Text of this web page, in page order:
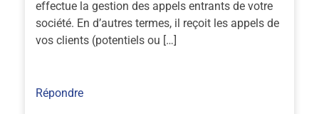
effectue la gestion des appels entrants de votre
société. En d’autres termes, il reçoit les appels de
vos clients (potentiels ou […]
Répondre